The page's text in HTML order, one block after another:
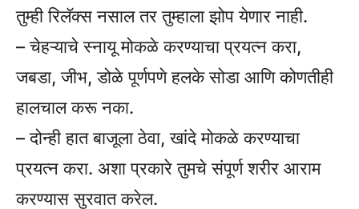
तुम्ही रिलॅक्स नसाल तर तुम्हाला झोप येणार नाही.
– चेहऱ्याचे स्नायू मोकळे करण्याचा प्रयत्न करा,
जबडा, जीभ, डोळे पूर्णपणे हलके सोडा आणि कोणतीही
हालचाल करू नका.
– दोन्ही हात बाजूला ठेवा, खांदे मोकळे करण्याचा
प्रयत्न करा. अशा प्रकारे तुमचे संपूर्ण शरीर आराम
करण्यास सुरवात करेल.